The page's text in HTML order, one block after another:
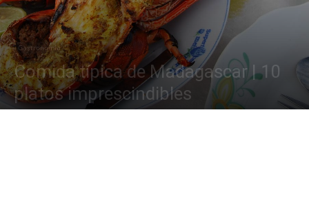
Gastronomía
Comida típica de Madagascar | 10
platos imprescindibles